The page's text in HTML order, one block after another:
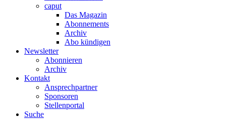
caput
Das Magazin
Abonnements
Archiv
Abo kündigen
Newsletter
Abonnieren
Archiv
Kontakt
Ansprechpartner
Sponsoren
Stellenportal
Suche